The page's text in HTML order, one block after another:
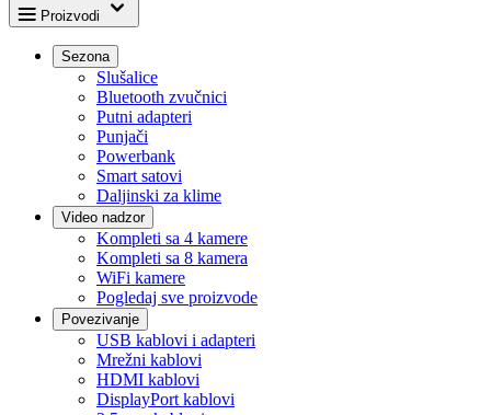
Proizvodi
Sezona
Slušalice
Bluetooth zvučnici
Putni adapteri
Punjači
Powerbank
Smart satovi
Daljinski za klime
Video nadzor
Kompleti sa 4 kamere
Kompleti sa 8 kamera
WiFi kamere
Pogledaj sve proizvode
Povezivanje
USB kablovi i adapteri
Mrežni kablovi
HDMI kablovi
DisplayPort kablovi